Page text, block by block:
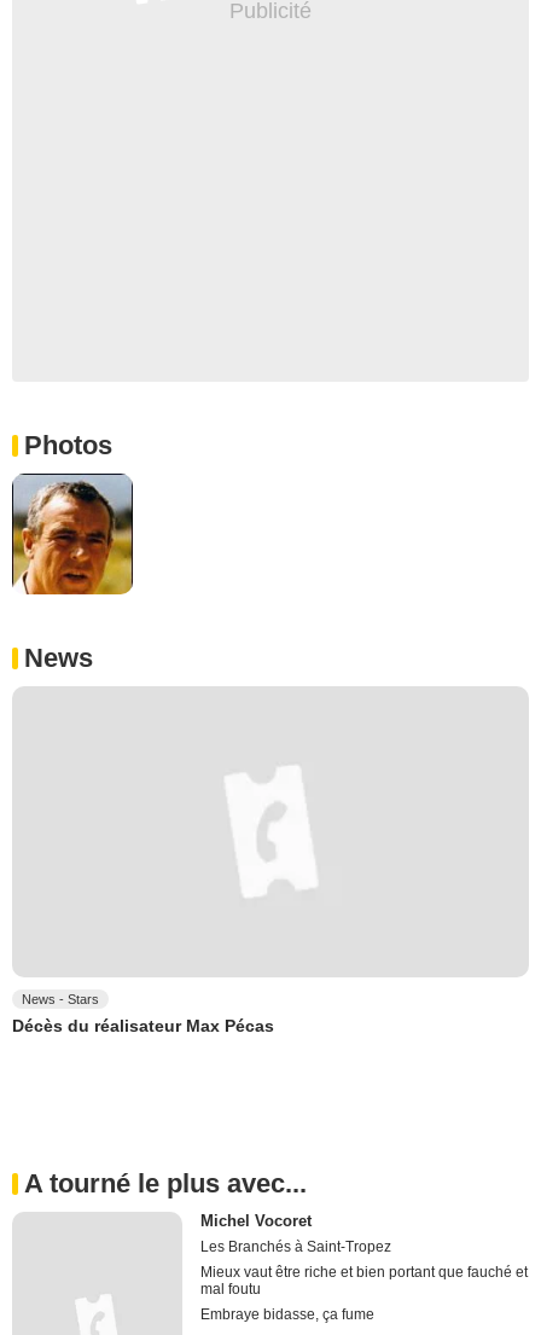
Photos
News
News - Stars
Décès du réalisateur Max Pécas
A tourné le plus avec...
Michel Vocoret
Les Branchés à Saint-Tropez
Mieux vaut être riche et bien portant que fauché et
mal foutu
Embraye bidasse, ça fume